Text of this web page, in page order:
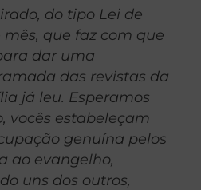
do tipo Lei de
mês, que faz com que
dar uma
das revistas da
já leu. Esperamos
vocês estabeleçam
genuína pelos
ao evangelho,
uns dos outros,